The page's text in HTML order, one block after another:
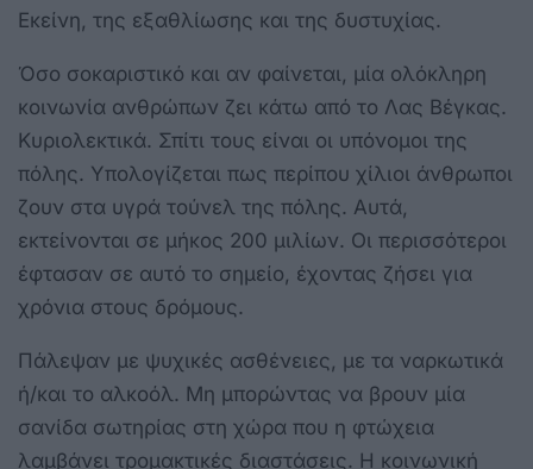
Εκείνη, της εξαθλίωσης και της δυστυχίας.
Όσο σοκαριστικό και αν φαίνεται, μία ολόκληρη
κοινωνία ανθρώπων ζει κάτω από το Λας Βέγκας.
Κυριολεκτικά. Σπίτι τους είναι οι υπόνομοι της
πόλης. Υπολογίζεται πως περίπου χίλιοι άνθρωποι
ζουν στα υγρά τούνελ της πόλης. Αυτά,
εκτείνονται σε μήκος 200 μιλίων. Οι περισσότεροι
έφτασαν σε αυτό το σημείο, έχοντας ζήσει για
χρόνια στους δρόμους.
Πάλεψαν με ψυχικές ασθένειες, με τα ναρκωτικά
ή/και το αλκοόλ. Μη μπορώντας να βρουν μία
σανίδα σωτηρίας στη χώρα που η φτώχεια
λαμβάνει τρομακτικές διαστάσεις. Η κοινωνική